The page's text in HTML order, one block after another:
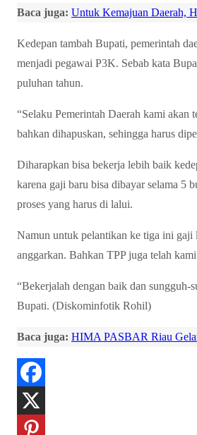
Baca juga: Untuk Kemajuan Daerah,
Kedepan tambah Bupati, pemerintah
menjadi pegawai P3K. Sebab kata
puluhan tahun.
“Selaku Pemerintah Daerah kami akan
bahkan dihapuskan, sehingga harus
Diharapkan bisa bekerja lebih baik
karena gaji baru bisa dibayar selama 5
proses yang harus di lalui.
Namun untuk pelantikan ke tiga ini gaji
anggarkan. Bahkan TPP juga telah
“Bekerjalah dengan baik dan sungguh-
Bupati. (Diskominfotik Rohil)
Baca juga: HIMA PASBAR Riau